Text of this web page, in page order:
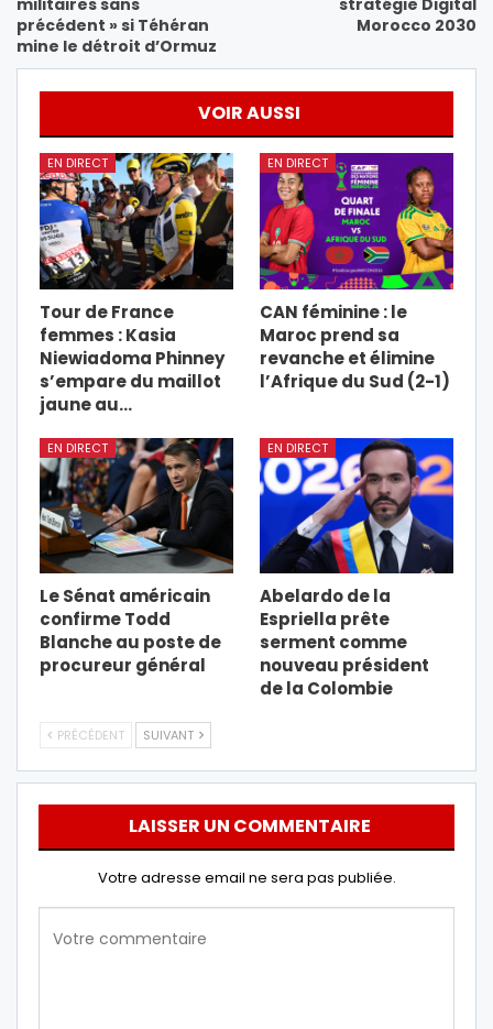
militaires sans
précédent » si Téhéran
mine le détroit d’Ormuz
stratégie Digital
Morocco 2030
VOIR AUSSI
EN DIRECT
Tour de France
femmes : Kasia
Niewiadoma Phinney
s’empare du maillot
jaune au…
EN DIRECT
CAN féminine : le
Maroc prend sa
revanche et élimine
l’Afrique du Sud (2-1)
EN DIRECT
Le Sénat américain
confirme Todd
Blanche au poste de
procureur général
EN DIRECT
Abelardo de la
Espriella prête
serment comme
nouveau président
de la Colombie
PRÉCÉDENT SUIVANT
LAISSER UN COMMENTAIRE
Votre adresse email ne sera pas publiée.